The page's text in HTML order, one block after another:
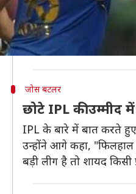
माहौल सही होने
इंस्टाग्राम पर केविन
है।"
जोस बटलर
छोटे IPL की उम्मीद
IPL के बारे में बात करते
उन्होंने आगे कहा,
बड़ी लीग है तो शायद